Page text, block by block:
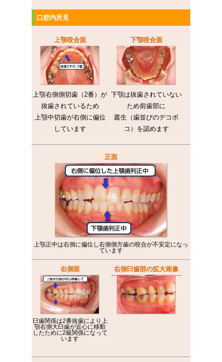
口腔内所見
上顎咬合面
上顎右側側切歯（2番）が
抜歯されているため
上顎中切歯が右側に偏位
しています
下顎咬合面
下顎は抜歯されていない
ため前歯部に
叢生（歯並びのデコボ
コ）を認めます
正面
上顎正中は右側に偏位し右側側方歯の咬合が不安定になっ
ています
右側面
臼歯関係は2番抜歯により上
顎右側大臼歯が近心に移動
したために2級関係になって
います
右側臼歯部の拡大画像